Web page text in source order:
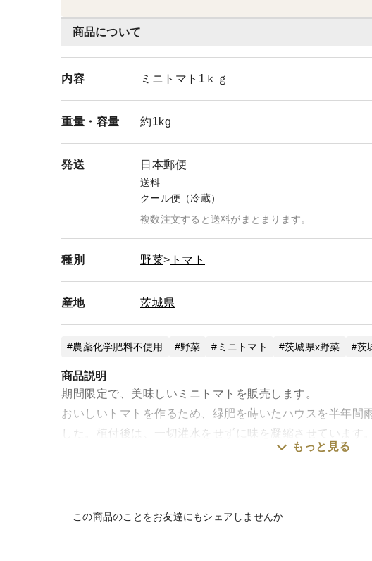
商品について
内容 ミニトマト1ｋｇ
重量・ 容量 約1kg
発送 日本郵便
送料
クール便（冷蔵）
複数注文すると送料がまとまります。
種別 野菜 トマト
産地 茨城県
農薬化学肥料不使用 野菜 ミニトマト 茨城県x野菜 茨
商品説明
期間限定で、美味しいミニトマトを販売します。
おいしいトマトを作るため、緑肥を蒔いたハウスを半年間
した。植付後は、一切灌水をせずに味を凝縮させています。
完熟のため、梱包後に時間の経過や振動で割れ果が含まれ
もっと見る
この商品のことをお友達にもシェアしませんか